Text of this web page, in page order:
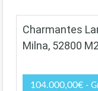
Charmantes
Milna, 52800 M2
104.000,00€ -